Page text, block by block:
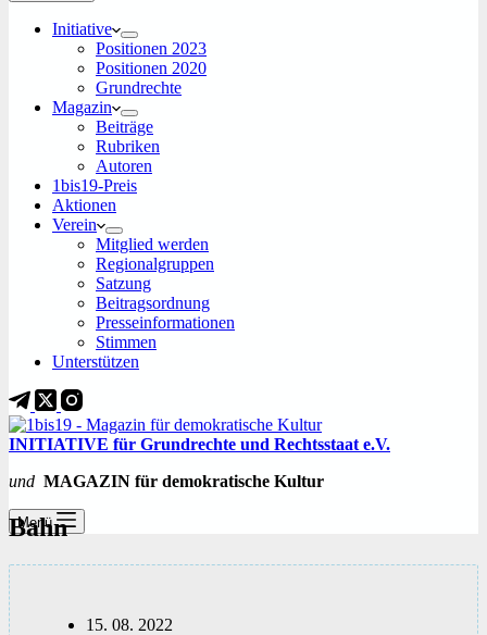
Initiative
Positionen 2023
Positionen 2020
Grundrechte
Magazin
Beiträge
Rubriken
Autoren
1bis19-Preis
Aktionen
Verein
Mitglied werden
Regionalgruppen
Satzung
Beitragsordnung
Presseinformationen
Stimmen
Unterstützen
INITIATIVE für Grundrechte und Rechtsstaat e.V.
und MAGAZIN für demokratische Kultur
Menü
Bahn
15. 08. 2022